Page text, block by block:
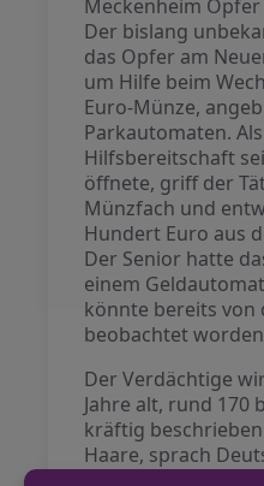
Meckenheim
Der bislang
das Opfer am
um Hilfe beim
Euro-Münze,
Parkautomaten.
Hilfsbereitschaft
öffnete, griff der
Münzfach und
Hundert Euro aus
Der Senior hatte
einem
könnte bereits von
beobachtet
Der Verdächtige
Jahre alt, rund 170
kräftig
Haare, sprach